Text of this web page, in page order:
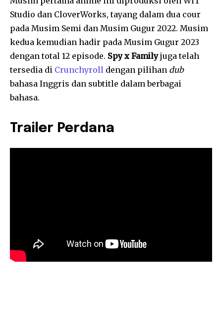
Studio dan CloverWorks, tayang dalam dua cour
pada Musim Semi dan Musim Gugur 2022. Musim
kedua kemudian hadir pada Musim Gugur 2023
dengan total 12 episode. Spy x Familyjuga telah
tersedia di Crunchyroll dengan pilihan dub
bahasa Inggris dan subtitle dalam berbagai
bahasa.
Trailer Perdana